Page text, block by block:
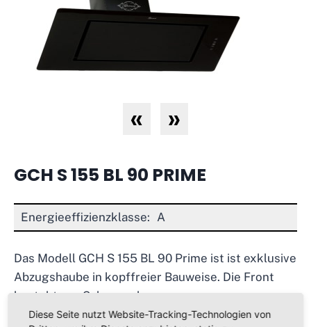
« »
GCH S 155 BL 90 PRIME
Energieeffizienzklasse: A
Das Modell GCH S 155 BL 90 Prime ist ist exklusive
Abzugshaube in kopffreier Bauweise. Die Front
besteht aus Schwarzglas
Diese Seite nutzt Website-Tracking-Technologien von